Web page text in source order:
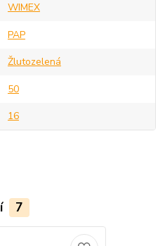
WIMEX
PAP
Žlutozelená
50
16
7